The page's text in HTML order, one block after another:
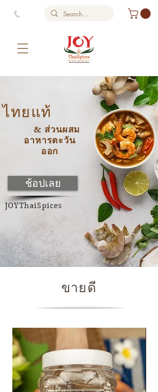
ไทยแท้
& ส่วนผสม
อาหารตะวัน
ออก
ช้อปเลย
JOYThaiSpices
ขายดี